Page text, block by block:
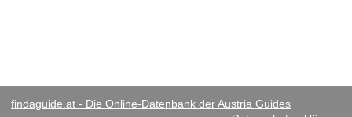
findaguide.at - Die Online-Datenbank der Austria Guides